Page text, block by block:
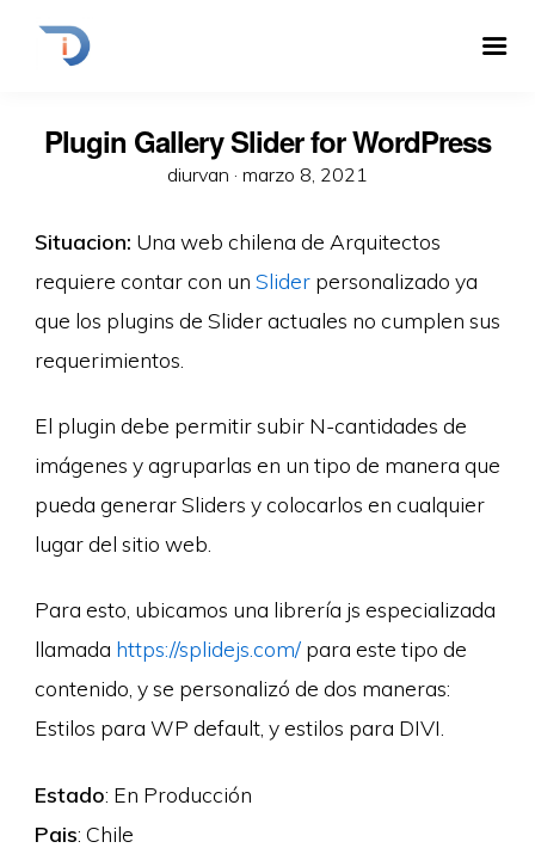
Plugin Gallery Slider for WordPress
diurvan · marzo 8, 2021
Situacion: Una web chilena de Arquitectos
requiere contar con un Slider personalizado ya
que los plugins de Slider actuales no cumplen sus
requerimientos.
El plugin debe permitir subir N-cantidades de
imágenes y agruparlas en un tipo de manera que
pueda generar Sliders y colocarlos en cualquier
lugar del sitio web.
Para esto, ubicamos una librería js especializada
llamada https://splidejs.com/para este tipo de
contenido, y se personalizó de dos maneras:
Estilos para WP default, y estilos para DIVI.
Estado: En Producción
Pais: Chile